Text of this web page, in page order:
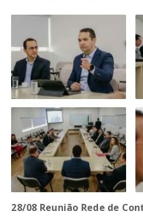
28/08 Reunião Rede de